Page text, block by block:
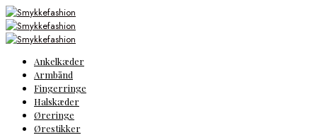
Ankelkæder
Armbånd
Fingerringe
Halskæder
Øreringe
Ørestikker